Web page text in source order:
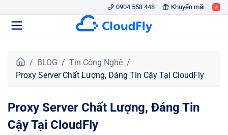
0904 558 448 Khuyến mãi
r
g
h
BLOG
Tin Công Nghệ
Proxy Server Chất Lượng, Đáng Tin Cậy Tại CloudFly
Proxy Server Chất Lượng, Đáng Tin
Cậy Tại CloudFly